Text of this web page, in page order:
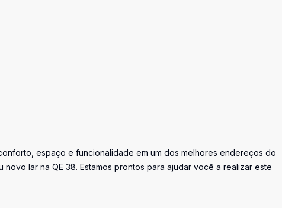
espaço e funcionalidade em um dos melhores endereços do
lar na QE 38. Estamos prontos para ajudar você a realizar este